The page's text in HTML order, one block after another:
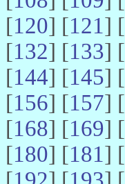
[120] [121] [
[132] [133] [
[144] [145] [
[156] [157] [
[168] [169] [
[180] [181] [